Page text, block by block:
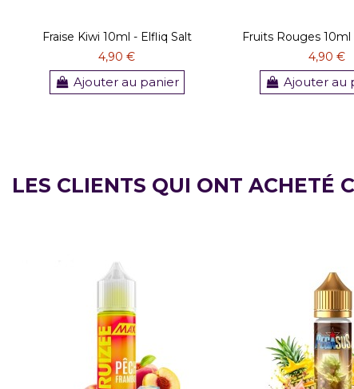
Fraise Kiwi 10ml - Elfliq Salt
4,90 €
Ajouter au panier
Fruits Rouges 10ml
4,90 €
Ajouter au
LES CLIENTS QUI ONT ACHETÉ